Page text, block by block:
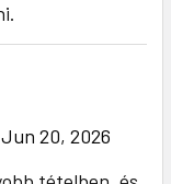
20, 2026